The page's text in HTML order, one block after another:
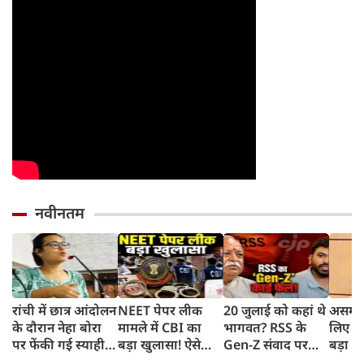
नवीनतम
रांची में छात्र आंदोलन
के दौरान नेहा बोरा
पर फेंकी गई स्याही,
NEET पेपर लीक
मामले में CBI का
बड़ा खुलासा! ऐसे
20 जुलाई को कहां थे
भागवत? RSS के
Gen-Z संवाद पर
असम
लिए
बड़ा